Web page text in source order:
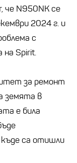
че N950NK се
2024 г. и
с
на Spirit.
за ремонт
земята в
е била
къде са отишли